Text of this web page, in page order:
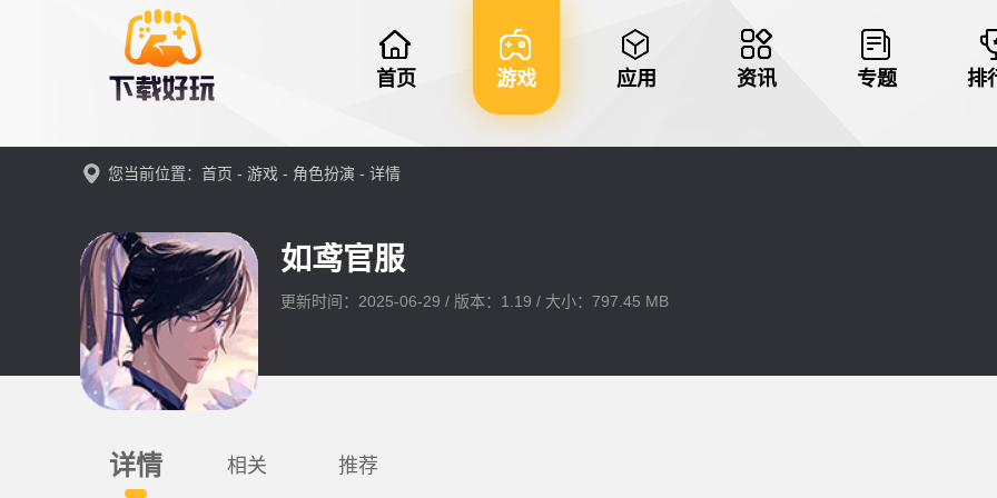
首页 游戏 应用 资讯 专题 排
您当前位置： 首页 - 游戏 - 角色扮演 - 详情
如鸢官服
更新时间：2025-06-29 / 版本：1.19 / 大小：797.45 MB
详情 相关 推荐